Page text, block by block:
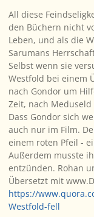
All diese
den Büchern nicht
Leben, und als die
Sarumans
Selbst wenn sie
Westfold bei einem
nach Gondor um
Zeit, nach
Dass Gondor sich
auch nur im Film.
einem roten Pfeil -
Außerdem musste
entzünden. Rohan
Übersetzt mit
https://
Westfold-fell